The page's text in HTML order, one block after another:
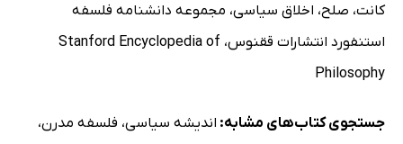
کانت، صلح، اخلاق سیاسی، مجموعه دانشنامه فلسفه
استنفورد انتشارات ققنوس، Stanford Encyclopedia of
Philosophy
جستجوی کتاب‌های مشابه: اندیشه سیاسی، فلسفه مدرن،